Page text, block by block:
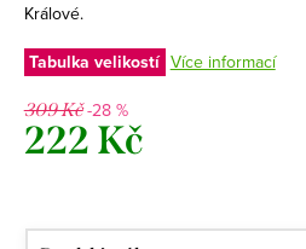
Králové.
Tabulka velikostí Více informací
309 Kč-28 %
222 Kč